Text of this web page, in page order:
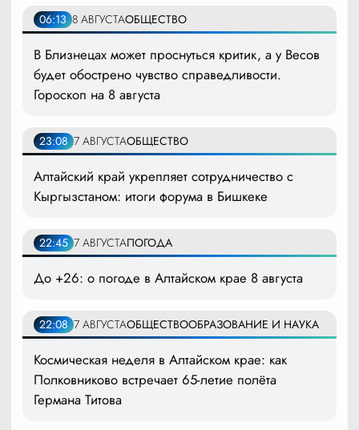
06:13 8 АВГУСТАОБЩЕСТВО
В Близнецах может проснуться критик, а у Весов
будет обострено чувство справедливости.
Гороскоп на 8 августа
23:08 7 АВГУСТАОБЩЕСТВО
Алтайский край укрепляет сотрудничество с
Кыргызстаном: итоги форума в Бишкеке
22:45 7 АВГУСТАПОГОДА
До +26: о погоде в Алтайском крае 8 августа
22:08 7 АВГУСТАОБЩЕСТВООБРАЗОВАНИЕ И НАУКА
Космическая неделя в Алтайском крае: как
Полковниково встречает 65-летие полёта
Германа Титова